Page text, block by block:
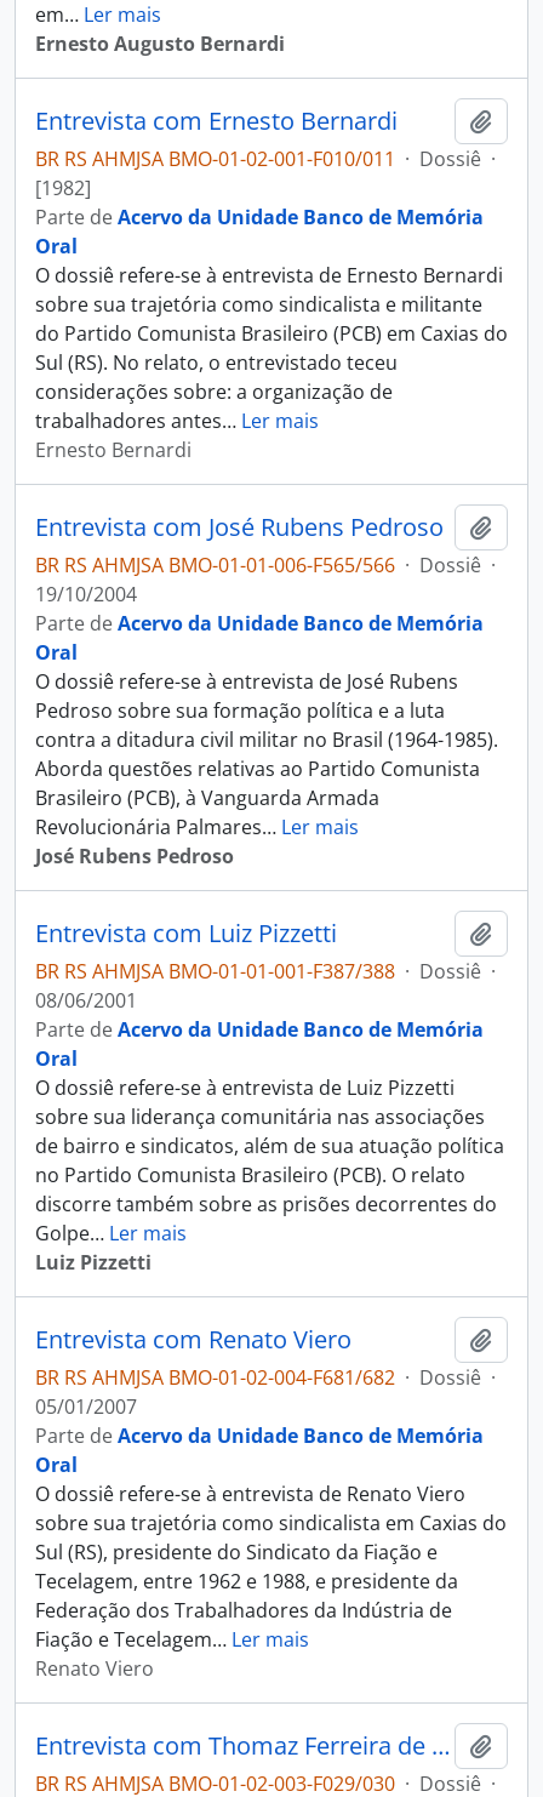
em… Ler mais
Ernesto Augusto Bernardi
Entrevista com Ernesto Bernardi
BR RS AHMJSA BMO-01-02-001-F010/011 · Dossiê ·
[1982]
Parte deAcervo da Unidade Banco de Memória
Oral
O dossiê refere-se à entrevista de Ernesto Bernardi
sobre sua trajetória como sindicalista e militante
do Partido Comunista Brasileiro (PCB) em Caxias do
Sul (RS). No relato, o entrevistado teceu
considerações sobre: a organização de
trabalhadores antes… Ler mais
Ernesto Bernardi
Entrevista com José Rubens Pedroso
BR RS AHMJSA BMO-01-01-006-F565/566 · Dossiê ·
19/10/2004
Parte deAcervo da Unidade Banco de Memória
Oral
O dossiê refere-se à entrevista de José Rubens
Pedroso sobre sua formação política e a luta
contra a ditadura civil militar no Brasil (1964-1985).
Aborda questões relativas ao Partido Comunista
Brasileiro (PCB), à Vanguarda Armada
Revolucionária Palmares… Ler mais
José Rubens Pedroso
Entrevista com Luiz Pizzetti
BR RS AHMJSA BMO-01-01-001-F387/388 · Dossiê ·
08/06/2001
Parte deAcervo da Unidade Banco de Memória
Oral
O dossiê refere-se à entrevista de Luiz Pizzetti
sobre sua liderança comunitária nas associações
de bairro e sindicatos, além de sua atuação política
no Partido Comunista Brasileiro (PCB). O relato
discorre também sobre as prisões decorrentes do
Golpe… Ler mais
Luiz Pizzetti
Entrevista com Renato Viero
BR RS AHMJSA BMO-01-02-004-F681/682 · Dossiê ·
05/01/2007
Parte deAcervo da Unidade Banco de Memória
Oral
O dossiê refere-se à entrevista de Renato Viero
sobre sua trajetória como sindicalista em Caxias do
Sul (RS), presidente do Sindicato da Fiação e
Tecelagem, entre 1962 e 1988, e presidente da
Federação dos Trabalhadores da Indústria de
Fiação e Tecelagem… Ler mais
Renato Viero
Entrevista com Thomaz Ferreira de Almeida
BR RS AHMJSA BMO-01-02-003-F029/030 · Dossiê ·